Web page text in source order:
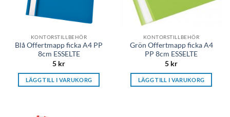
KONTORSTILLBEHÖR
Blå Offertmapp ficka A4 PP
8cm ESSELTE
5 kr
LÄGG TILL I VARUKORG
KONTORSTILLBEHÖR
Grön Offertmapp ficka A4
PP 8cm ESSELTE
5 kr
LÄGG TILL I VARUKORG